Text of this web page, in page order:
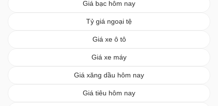
Giá bạc hôm nay
Tỷ giá ngoại tệ
Giá xe ô tô
Giá xe máy
Giá xăng dầu hôm nay
Giá tiêu hôm nay